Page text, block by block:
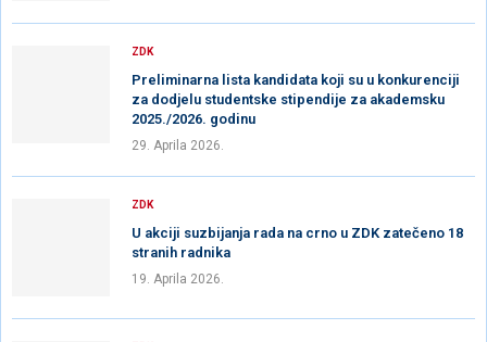
ZDK
Preliminarna lista kandidata koji su u konkurenciji
za dodjelu studentske stipendije za akademsku
2025./2026. godinu
29. Aprila 2026.
ZDK
U akciji suzbijanja rada na crno u ZDK zatečeno 18
stranih radnika
19. Aprila 2026.